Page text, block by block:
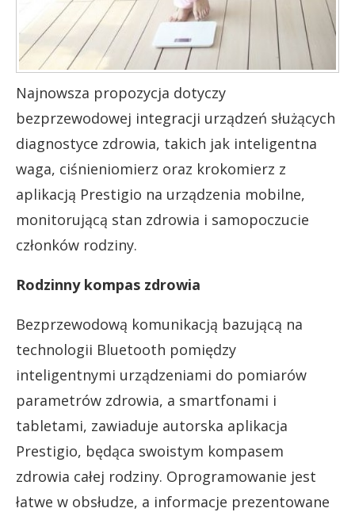
Najnowsza propozycja dotyczy
bezprzewodowej integracji urządzeń służących
diagnostyce zdrowia, takich jak inteligentna
waga, ciśnieniomierz oraz krokomierz z
aplikacją Prestigio na urządzenia mobilne,
monitorującą stan zdrowia i samopoczucie
członków rodziny.
Rodzinny kompas zdrowia
Bezprzewodową komunikacją bazującą na
technologii Bluetooth pomiędzy
inteligentnymi urządzeniami do pomiarów
parametrów zdrowia, a smartfonami i
tabletami, zawiaduje autorska aplikacja
Prestigio, będąca swoistym kompasem
zdrowia całej rodziny. Oprogramowanie jest
łatwe w obsłudze, a informacje prezentowane